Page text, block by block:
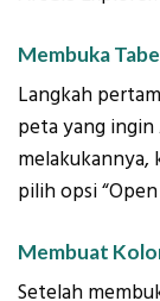
Membuka
Langkah
peta yang
melakukannya,
pilih opsi
Membuat
Setelah